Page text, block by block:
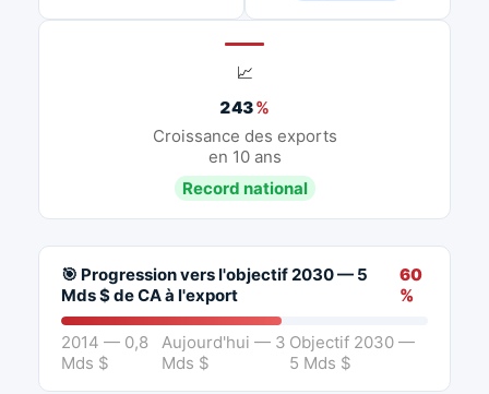
📈
243%
Croissance des exports
en 10 ans
Record national
🎯 Progression vers l'objectif 2030 — 5
Mds $ de CA à l'export
60
%
2014 — 0,8
Mds $
Aujourd'hui — 3
Mds $
Objectif 2030 —
5 Mds $